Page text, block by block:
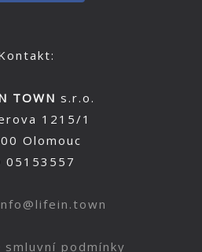
TOWN s.r.o.
1215/1
Olomouc
05153557
smluvní podmínky